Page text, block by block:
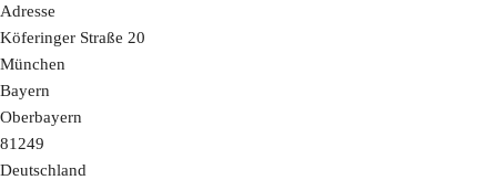
Adresse
Köferinger Straße 20
München
Bayern
Oberbayern
81249
Deutschland